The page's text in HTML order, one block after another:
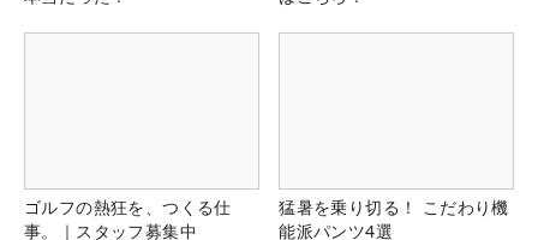
ゴルフの熱狂を、つくる仕
事。｜スタッフ募集中
猛暑を乗り切る！ こだわり機
能派パンツ4選